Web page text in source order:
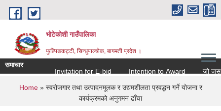
Skip to main content
भोटेकोशी गाउँपालिका
फुल्पिङकट्टी, सिन्धुपाल्चोक, बागमती प्रदेश ।
समाचार
Invitation for E-bid
Intention to Award जो जस संग
You are here
Home» स्वरोजगार तथा उत्पादनमूलक र उद्यमशीलता प्रवद्धन गर्ने योजना र
कार्यक्रमको अनुगमन ढाँचा